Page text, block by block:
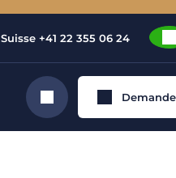
Suisse +41 22 355 06 24
Rechercher